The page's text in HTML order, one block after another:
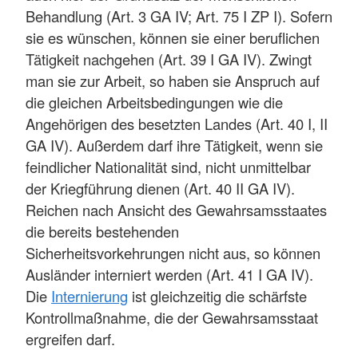
Behandlung (Art. 3 GA IV; Art. 75 I ZP I). Sofern
sie es wünschen, können sie einer beruflichen
Tätigkeit nachgehen (Art. 39 I GA IV). Zwingt
man sie zur Arbeit, so haben sie Anspruch auf
die gleichen Arbeitsbedingungen wie die
Angehörigen des besetzten Landes (Art. 40 I, II
GA IV). Außerdem darf ihre Tätigkeit, wenn sie
feindlicher Nationalität sind, nicht unmittelbar
der Kriegführung dienen (Art. 40 II GA IV).
Reichen nach Ansicht des Gewahrsamsstaates
die bereits bestehenden
Sicherheitsvorkehrungen nicht aus, so können
Ausländer interniert werden (Art. 41 I GA IV).
Die Internierung ist gleichzeitig die schärfste
Kontrollmaßnahme, die der Gewahrsamsstaat
ergreifen darf.